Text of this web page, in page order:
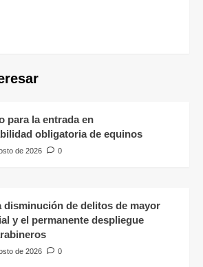
para la entrada en
obligatoria de equinos
de 2026 0
disminución de delitos de mayor
y el permanente despliegue
de 2026 0